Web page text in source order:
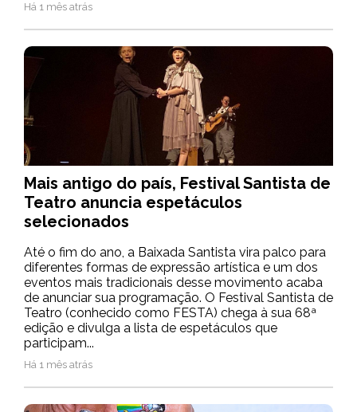
Há 1 mês atrás
Mais antigo do país, Festival Santista de
Teatro anuncia espetáculos
selecionados
Até o fim do ano, a Baixada Santista vira palco para
diferentes formas de expressão artística e um dos
eventos mais tradicionais desse movimento acaba
de anunciar sua programação. O Festival Santista de
Teatro (conhecido como FESTA) chega à sua 68ª
edição e divulga a lista de espetáculos que
participam...
Há 1 mês atrás